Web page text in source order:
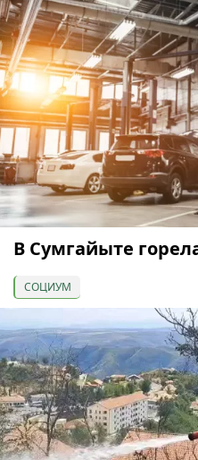
В Сумгайыте
СОЦИУМ